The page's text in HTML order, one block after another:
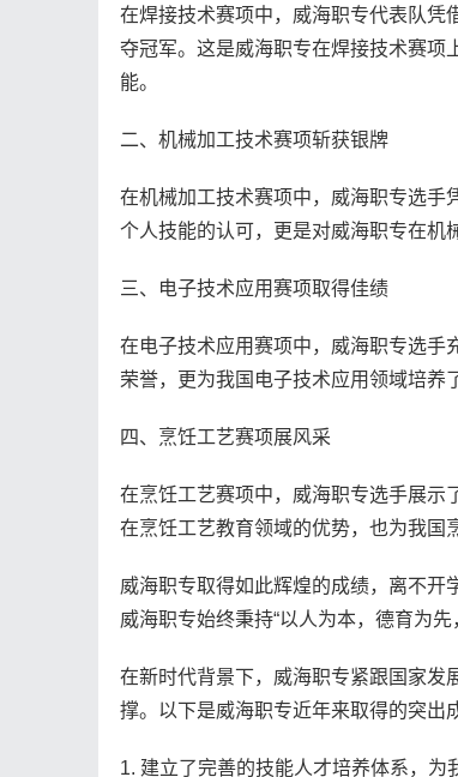
在焊接技术赛项中，威海职专代表队凭
夺冠军。这是威海职专在焊接技术赛项
能。
二、机械加工技术赛项斩获银牌
在机械加工技术赛项中，威海职专选手
个人技能的认可，更是对威海职专在机
三、电子技术应用赛项取得佳绩
在电子技术应用赛项中，威海职专选手
荣誉，更为我国电子技术应用领域培养
四、烹饪工艺赛项展风采
在烹饪工艺赛项中，威海职专选手展示
在烹饪工艺教育领域的优势，也为我国
威海职专取得如此辉煌的成绩，离不开
威海职专始终秉持“以人为本，德育为
在新时代背景下，威海职专紧跟国家发
撑。以下是威海职专近年来取得的突出
1. 建立了完善的技能人才培养体系，为